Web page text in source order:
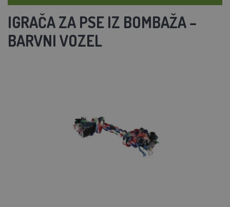
IGRAČA ZA PSE IZ BOMBAŽA –
BARVNI VOZEL